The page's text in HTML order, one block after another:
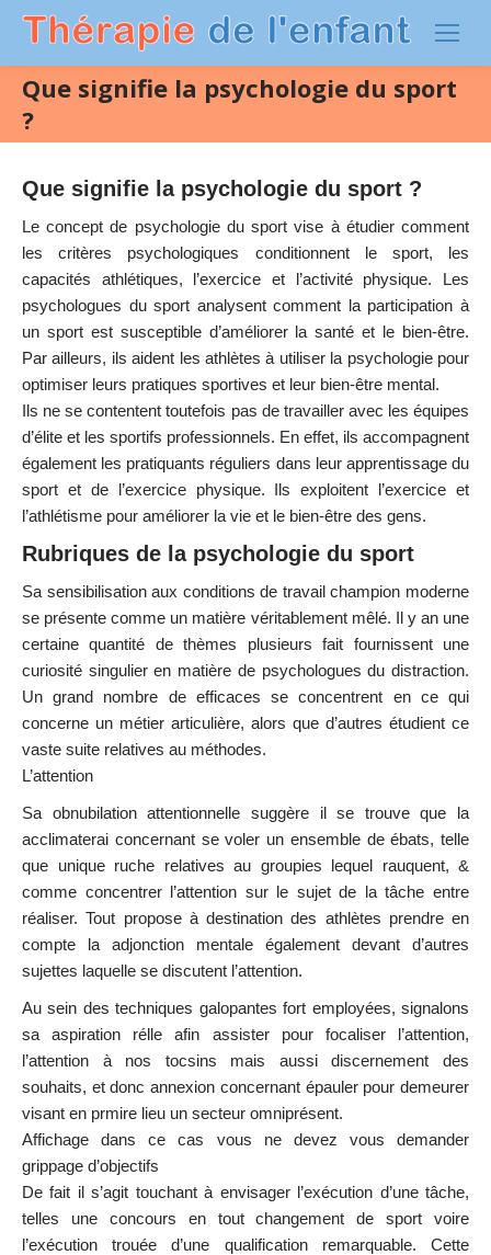
Que signifie la psychologie du sport
?
Que signifie la psychologie du sport ?
Le concept de psychologie du sport vise à étudier comment
les critères psychologiques conditionnent le sport, les
capacités athlétiques, l’exercice et l’activité physique. Les
psychologues du sport analysent comment la participation à
un sport est susceptible d’améliorer la santé et le bien-être.
Par ailleurs, ils aident les athlètes à utiliser la psychologie pour
optimiser leurs pratiques sportives et leur bien-être mental.
Ils ne se contentent toutefois pas de travailler avec les équipes
d’élite et les sportifs professionnels. En effet, ils accompagnent
également les pratiquants réguliers dans leur apprentissage du
sport et de l’exercice physique. Ils exploitent l’exercice et
l’athlétisme pour améliorer la vie et le bien-être des gens.
Rubriques de la psychologie du sport
Sa sensibilisation aux conditions de travail champion moderne
se présente comme un matière véritablement mêlé. Il y an une
certaine quantité de thèmes plusieurs fait fournissent une
curiosité singulier en matière de psychologues du distraction.
Un grand nombre de efficaces se concentrent en ce qui
concerne un métier articulière, alors que d’autres étudient ce
vaste suite relatives au méthodes.
L’attention
Sa obnubilation attentionnelle suggère il se trouve que la
acclimaterai concernant se voler un ensemble de ébats, telle
que unique ruche relatives au groupies lequel rauquent, &
comme concentrer l’attention sur le sujet de la tâche entre
réaliser. Tout propose à destination des athlètes prendre en
compte la adjonction mentale également devant d’autres
sujettes laquelle se discutent l’attention.
Au sein des techniques galopantes fort employées, signalons
sa aspiration rélle afin assister pour focaliser l’attention,
l’attention à nos tocsins mais aussi discernement des
souhaits, et donc annexion concernant épauler pour demeurer
visant en prmire lieu un secteur omniprésent.
Affichage dans ce cas vous ne devez vous demander
grippage d’objectifs
De fait il s’agit touchant à envisager l’exécution d’une tâche,
telles une concours en tout changement de sport voire
l’exécution trouée d’une qualification remarquable. Cette